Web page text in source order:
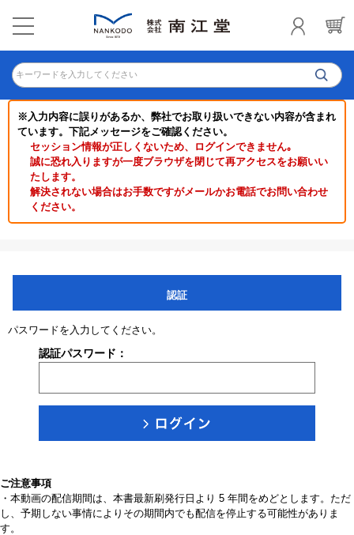
キーワードを入力してください
※入力内容に誤りがあるか、弊社でお取り扱いできない内容が含まれ
ています。下記メッセージをご確認ください。
セッション情報が正しくないため、ログインできません｡
誠に恐れ入りますが一度ブラウザを閉じて再アクセスをお願いい
たします。
解決されない場合はお手数ですがメールかお電話でお問い合わせ
ください。
認証
パスワードを入力してください。
認証パスワード：
ご注意事項
・本動画の配信期間は、本書最新刷発行日より 5 年間をめどとします。ただ
し、予期しない事情によりその期間内でも配信を停止する可能性がありま
す。